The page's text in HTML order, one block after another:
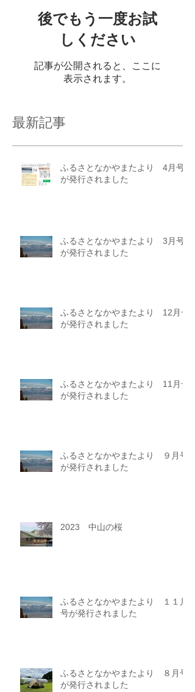
後でもう一度お試
しください
記事が公開されると、ここに
表示されます。
最新記事
ふるさとなかやまたより 4月号
が発行されました
ふるさとなかやまたより 3月号
が発行されました
ふるさとなかやまたより 12月号
が発行されました
ふるさとなかやまたより 11月号
が発行されました
ふるさとなかやまたより ９月号
が発行されました
2023 中山の桜
ふるさとなかやまたより １１月
号が発行されました
ふるさとなかやまたより ８月号
が発行されました